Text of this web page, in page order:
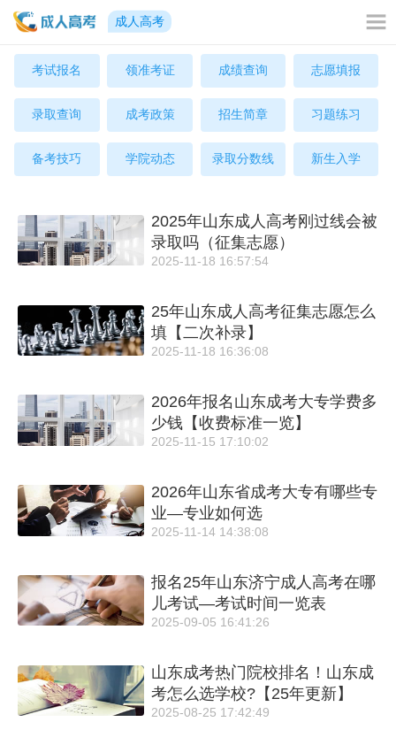
成人高考
考试报名 领准考证 成绩查询 志愿填报
录取查询 成考政策 招生简章 习题练习
备考技巧 学院动态 录取分数线 新生入学
2025年山东成人高考刚过线会被
录取吗（征集志愿）
2025-11-18 16:57:54
25年山东成人高考征集志愿怎么
填【二次补录】
2025-11-18 16:36:08
2026年报名山东成考大专学费多
少钱【收费标准一览】
2025-11-15 17:10:02
2026年山东省成考大专有哪些专
业—专业如何选
2025-11-14 14:38:08
报名25年山东济宁成人高考在哪
儿考试—考试时间一览表
2025-09-05 16:41:26
山东成考热门院校排名！山东成
考怎么选学校?【25年更新】
2025-08-25 17:42:49